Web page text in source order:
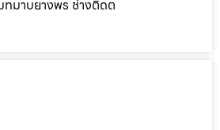
ทมาบยางพร ช่างติดต